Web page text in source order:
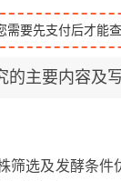
需要先支付后才能
的主要内容及
筛选及发酵条